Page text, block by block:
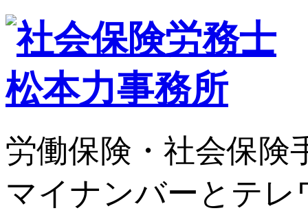
労働保険・社会保険
マイナンバーとテ